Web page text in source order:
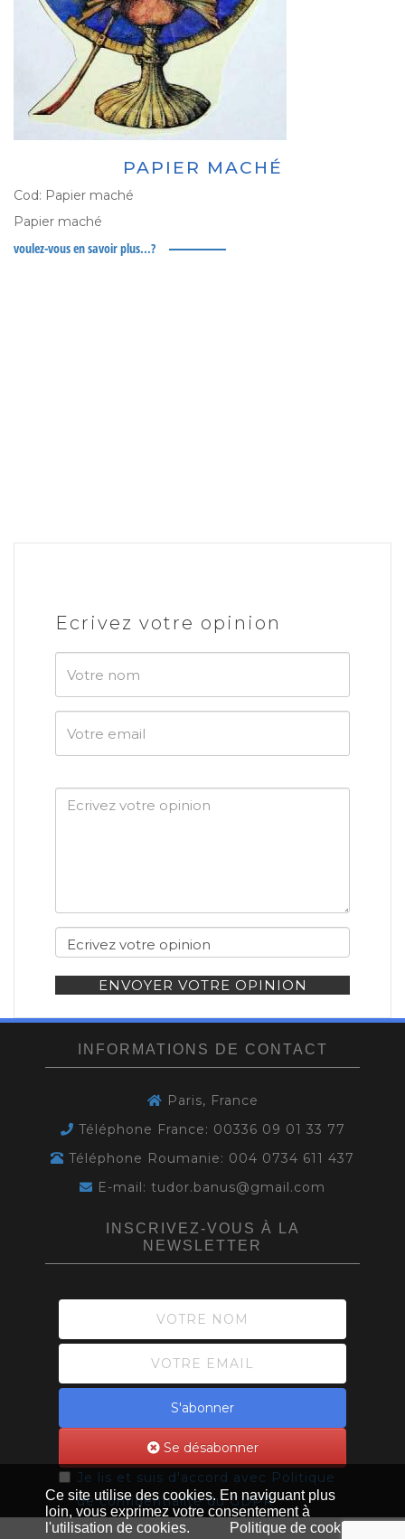
PAPIER MACHÉ
Cod: Papier maché
Papier maché
voulez-vous en savoir plus...?
Ecrivez votre opinion
Votre
nom
Votre
email
ENVOYER VOTRE OPINION
INFORMATIONS DE CONTACT
Paris, France
Téléphone France: 00336 09 01 33 77
Téléphone Roumanie: 004 0734 611 437
E-mail: tudor.banus@gmail.com
INSCRIVEZ-VOUS À LA
NEWSLETTER
S'abonner
Se désabonner
Je lis et suis d'accord avec Politique
de confidentialité du GDPR
Ce site utilise des cookies. En naviguant plus
loin, vous exprimez votre consentement à
l'utilisation de cookies.
Politique de cookies